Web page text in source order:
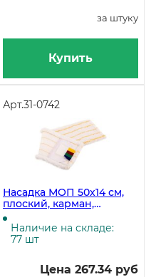
за штуку
Купить
Арт.31-0742
Насадка МОП 50х14 см,
плоский, карман,
микрофибра, желтая
полоса
Наличие на складе:
77 шт
Цена 267.34 руб